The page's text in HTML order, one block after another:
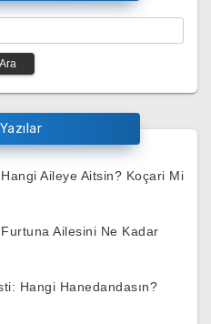
Aileye Aitsin? Koçari Mi
Ailesini Ne Kadar
Hangi Hanedandasın?